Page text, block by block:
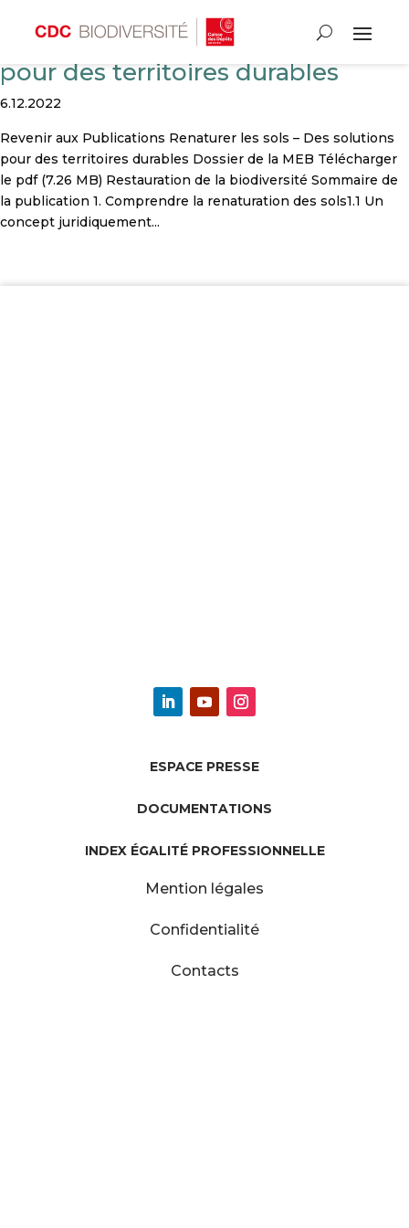
Renaturer les sols – Des solutions
pour des territoires durables
6.12.2022
Revenir aux Publications Renaturer les sols – Des solutions
pour des territoires durables Dossier de la MEB Télécharger
le pdf (7.26 MB) Restauration de la biodiversité Sommaire de
la publication 1. Comprendre la renaturation des sols1.1 Un
concept juridiquement...
ESPACE PRESSE
DOCUMENTATIONS
INDEX ÉGALITÉ PROFESSIONNELLE
Mention légales
Confidentialité
Contacts